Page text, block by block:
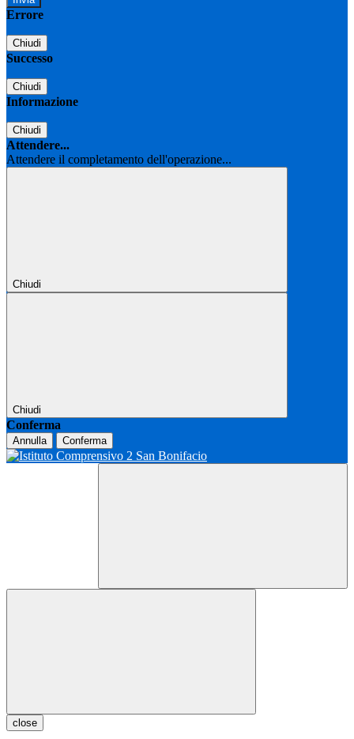
Errore
Chiudi
Successo
Chiudi
Informazione
Chiudi
Attendere...
Attendere il completamento dell'operazione...
Chiudi
Chiudi
Conferma
Annulla Conferma
close